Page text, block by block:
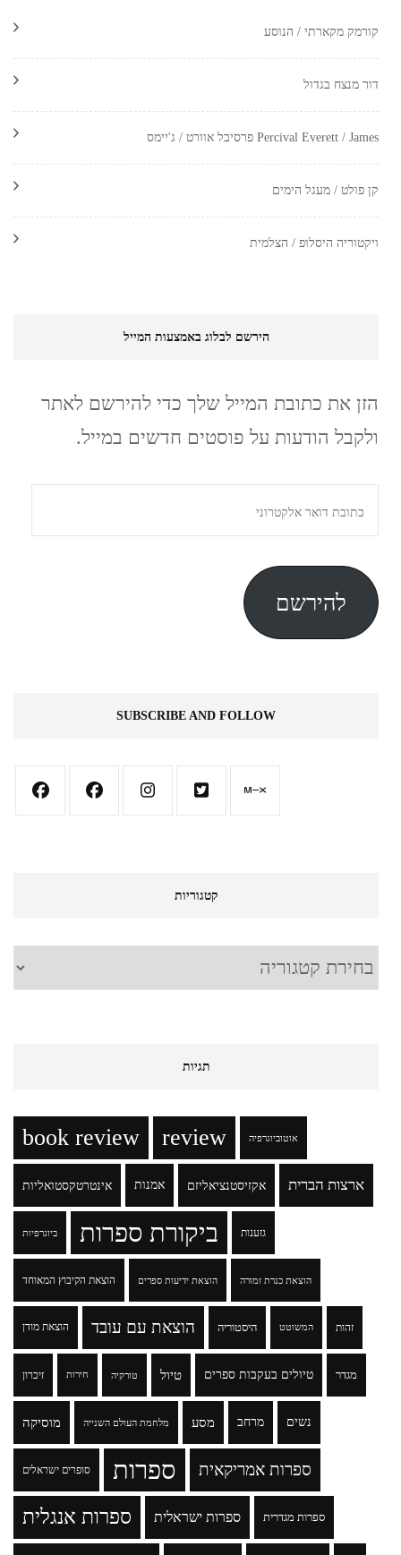
קורמק מקארתי / הנוסע
דור מנצח בגדול
Percival Everett / James פרסיבל אוורט / ג'יימס
קן פולט / מעגל הימים
ויקטוריה היסלופ / הצלמית
הירשם לבלוג באמצעות המייל
הזן את כתובת המייל שלך כדי להירשם לאתר
ולקבל הודעות על פוסטים חדשים במייל.
דואר
אלקטרוני
להירשם
SUBSCRIBE AND FOLLOW
קטגוריות
קטגוריות
תגיות
book review review אוטוביוגרפיה
אינטרטקסטואליות אמנות אקזיסטנציאליזם ארצות הברית
ביוגרפיות ביקורת ספרות גזענות
הוצאת הקיבוץ המאוחד הוצאת ידיעות ספרים הוצאת כנרת זמורה
הוצאת מודן הוצאת עם עובד היסטוריה המשוטט זהות
זיכרון חירות טורקיה טיול טיולים בעקבות ספרים מגדר
מוסיקה מלחמת העולם השנייה מסע מרחב נשים
סופרים ישראלים ספרות ספרות אמריקאית
ספרות אנגלית ספרות ישראלית ספרות מגדרית